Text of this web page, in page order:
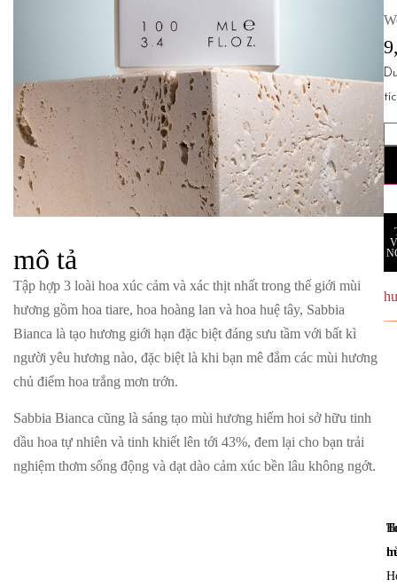
mô tả
Tập hợp 3 loài hoa xúc cảm và xác thịt nhất trong thế giới mùi
hương gồm hoa tiare, hoa hoàng lan và hoa huệ tây, Sabbia
Bianca là tạo hương giới hạn đặc biệt đáng sưu tầm với bất kì
người yêu hương nào, đặc biệt là khi bạn mê đắm các mùi hương
chủ điểm hoa trắng mơn trớn.
Sabbia Bianca cũng là sáng tạo mùi hương hiếm hoi sở hữu tinh
dầu hoa tự nhiên và tinh khiết lên tới 43%, đem lại cho bạn trải
nghiệm thơm sống động và dạt dào cảm xúc bền lâu không ngớt.